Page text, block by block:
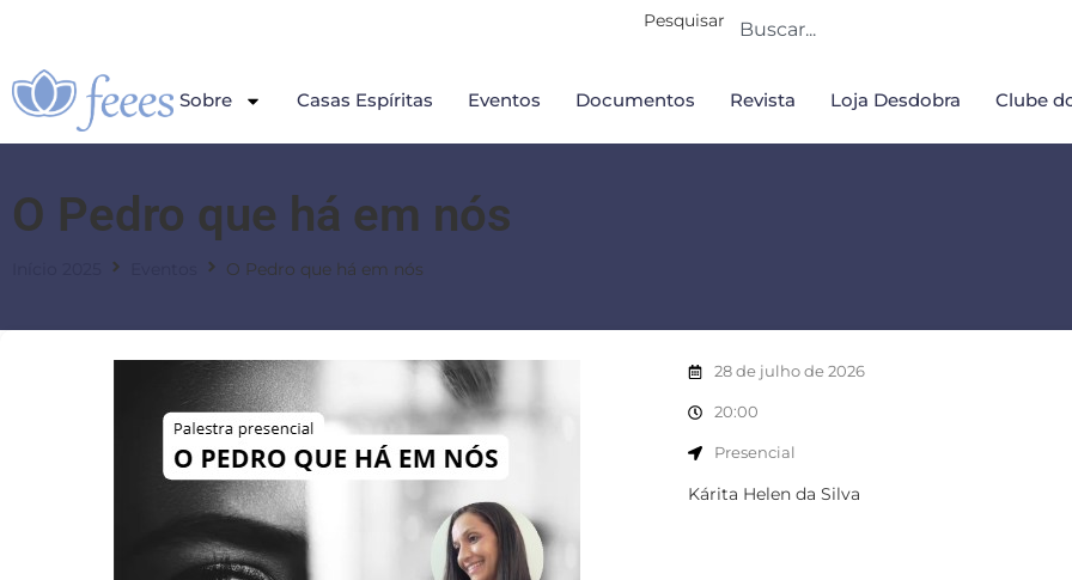
Pesquisar
Sobre Casas Espíritas Eventos Documentos Revista Loja Desdobra Clube
O Pedro que há em nós
O Pedro que há em nós
28 de julho de 2026
20:00
Presencial
Kárita Helen da Silva